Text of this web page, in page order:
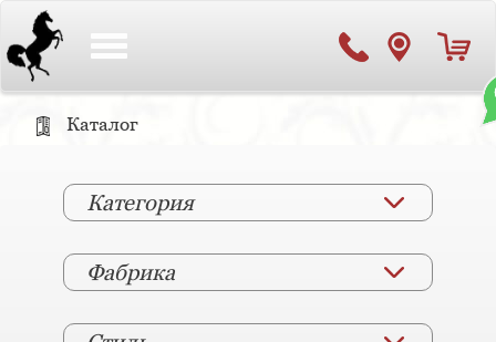
Каталог
Категория
Фабрика